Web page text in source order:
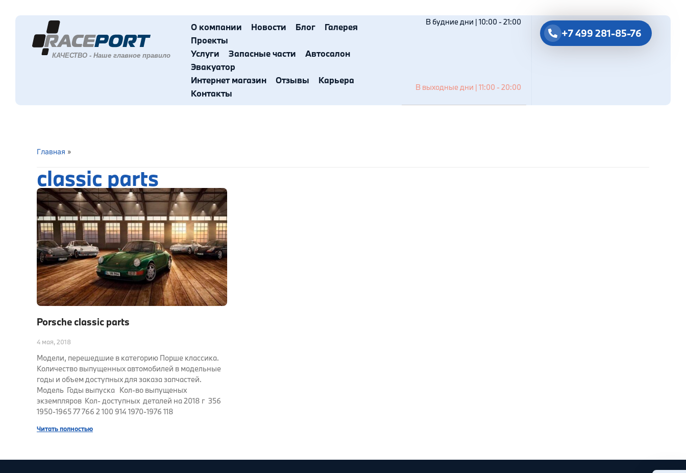
О компании Новости Блог
Галерея
Проекты
Услуги
Запасные части
Автосалон
Эвакуатор
Интернет магазин
Отзывы
Карьера
Контакты
В будние дни | 10:00 - 21:00
В выходные дни | 11:00 - 20:00
+7 499 281-85-76
Главная »
classic parts
Porsche classic parts
4 мая, 2018
Модели, перешедшие в категорию Порше классика.
Количество выпущенных автомобилей в модельные
годы и объем доступных для заказа запчастей.
Модель Годы выпуска Кол-во выпущеных
экземпляров Кол- доступных деталей на 2018 г 356
1950-1965 77 766 2 100 914 1970-1976 118
Читать полностью